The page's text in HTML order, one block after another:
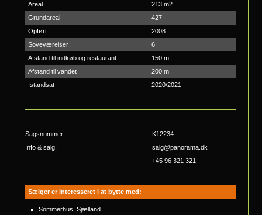
Areal
213 m2
Grundareal
427
Opført
2008
Soveværelser
6
Afstand til indkøb og restaurant
150 m
Afstand til vandet
200 m
Istandsat
2020/2021
Sagsnummer:
K12234
Info & salg:
salg@panorama.dk
+45 96 321 321
Sælger er interesseret i at bytte med:
Sommerhus, Sjælland